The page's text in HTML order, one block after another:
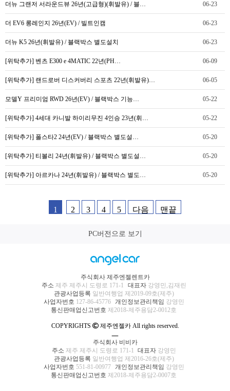
더뉴 그랜저 서라운드뷰 26년(고급형)(휘발유) / 블… 06-23
더 EV6 롱레인지 26년(EV) / 빌트인캠 06-23
더뉴 K5 26년(휘발유) / 블랙박스 별도설치 06-23
[위탁추가] 벤츠 E300 e 4MATIC 22년(PH… 06-09
[위탁추가] 랜드로버 디스커버리 스포츠 22년(휘발유)… 06-05
모델Y 프리미엄 RWD 26년(EV) / 블랙박스 기능… 05-22
[위탁추가] 4세대 카니발 하이리무진 4인승 23년(휘… 05-22
[위탁추가] 폴스타2 24년(EV) / 블랙박스 별도설… 05-20
[위탁추가] 티볼리 24년(휘발유) / 블랙박스 별도설… 05-20
[위탁추가] 아르카나 24년(휘발유) / 블랙박스 별도… 05-20
1 2 3 4 5 다음 맨끝
PC버전으로 보기
주식회사 제주엔젤렌트카
주소 제주 제주시 도령로 171-1 대표자 강영민,김재린
관광사업등록 일반여행업 제2019-09호(제주)
사업자번호 127-86-45776 개인정보관리책임 강영민
통신판매업신고번호 제2018-제주용담2-0012호
COPYRIGHTS 제주엔젤카 All rights reserved.
ㅡ
주식회사 비비카
주소 제주 제주시 도령로 171-1 대표자 강영민
관광사업등록 일반여행업 제2016-26호(제주)
사업자번호 551-81-00977 개인정보관리책임 강영민
통신판매업신고번호 제2018-제주용담2-0007호